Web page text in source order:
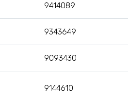
9414089
9343649
9093430
9144610